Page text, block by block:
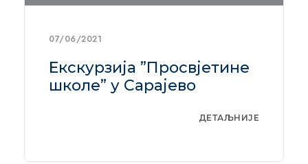
07/06/2021
Екскурзија ”Просвјетине
школе” у Сарајево
ДЕТАЉНИЈЕ